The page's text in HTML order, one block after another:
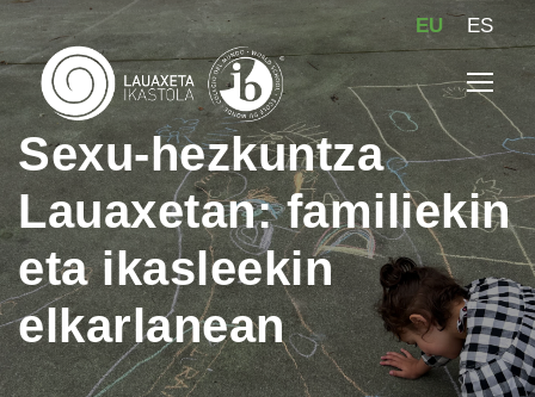
EU ES
Sexu-hezkuntza
Lauaxetan: familiekin
eta ikasleekin
elkarlanean